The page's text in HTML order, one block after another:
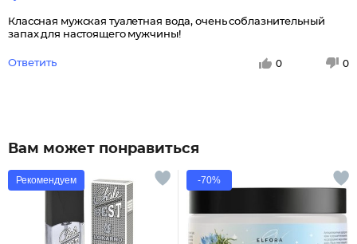
Классная мужская туалетная вода, очень соблазнительный
запах для настоящего мужчины!
Ответить 0 0
Вам может понравиться
Рекомендуем -70%